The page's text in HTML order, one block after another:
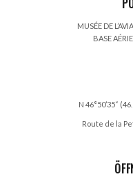
MUSÉE DE
BASE
N 46°50’35“
Route de la